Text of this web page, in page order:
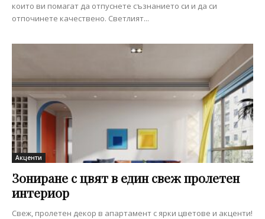
които ви помагат да отпуснете съзнанието си и да си
отпочинете качествено. Светлият...
Акценти
Зониране с цвят в един свеж пролетен
интериор
Свеж, пролетен декор в апартамент с ярки цветове и акценти!